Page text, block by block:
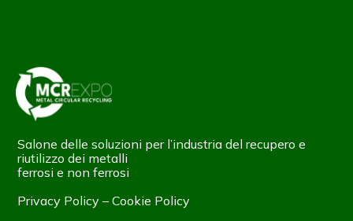
Salone delle soluzioni per l’industria del recupero e
riutilizzo dei metalli
ferrosi e non ferrosi
Privacy Policy –Cookie Policy